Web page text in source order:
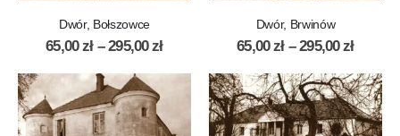
Dwór, Bołszowce
65,00zł – 295,00zł
Dwór, Brwinów
65,00zł – 295,00zł